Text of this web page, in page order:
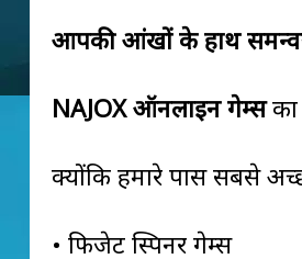
आपकी आंखों के हाथ
NAJOX ऑनलाइन गेम्सका
क्योंकि हमारे पास सबसे
• फिजेट स्पिनर गेम्स